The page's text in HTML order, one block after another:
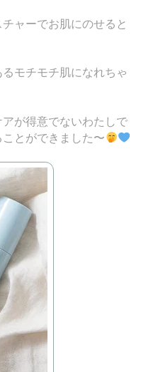
ャーでお肌にのせると
モチモチ肌になれちゃ
が得意でないわたしで
とができました〜